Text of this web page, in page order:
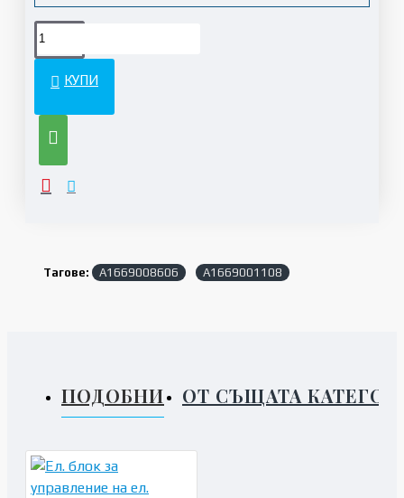
КУПИ
Тагове: A1669008606 A1669001108
ПОДОБНИ ОТ СЪЩАТА